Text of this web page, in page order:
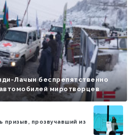
Лачын беспрепятственно
миротворцев
прозвучавший из